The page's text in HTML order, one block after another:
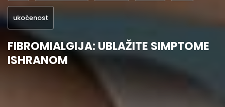
ukočenost
FIBROMIALGIJA: UBLAŽITE SIMPTOME
ISHRANOM